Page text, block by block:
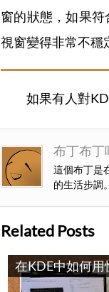
窗的狀態，如果
視窗變得非常不穩
如果有人對
布丁布丁
這個布丁是
的生活步調。
Related Posts